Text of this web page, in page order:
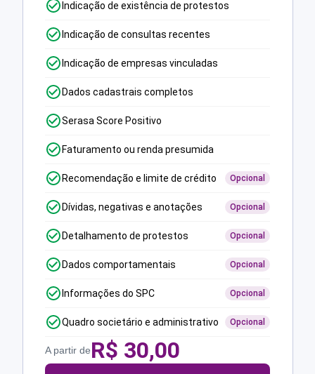
Indicação de existência de protestos
Indicação de consultas recentes
Indicação de empresas vinculadas
Dados cadastrais completos
Serasa Score Positivo
Faturamento ou renda presumida
Recomendação e limite de crédito Opcional
Dívidas, negativas e anotações Opcional
Detalhamento de protestos Opcional
Dados comportamentais Opcional
Informações do SPC Opcional
Quadro societário e administrativo Opcional
A partir deR$ 30,00